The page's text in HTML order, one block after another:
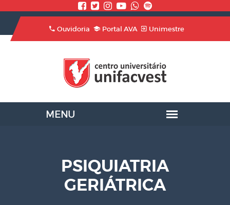
Ouvidoria Portal AVA Unimestre
PSIQUIATRIA
GERIÁTRICA